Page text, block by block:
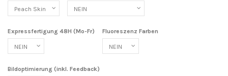
Expressfertigung 48H (Mo-Fr) Fluoreszenz Farben
Bildoptimierung (inkl. Feedback)